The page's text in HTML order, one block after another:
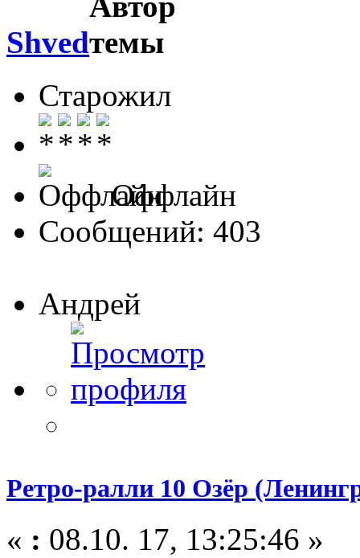
Shved
Старожил
Оффлайн
Сообщений: 403
Андрей
Ретро-ралли 10 Озёр
« : 08.10. 17, 13:25:46 »